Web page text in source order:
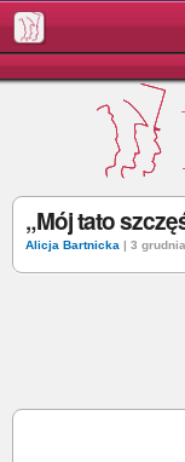
„Mój tato
Alicja Bartnicka | 3